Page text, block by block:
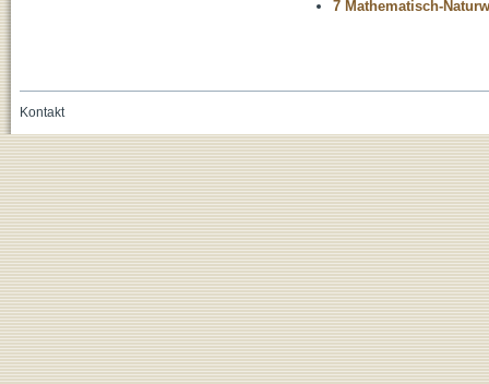
7 Mathematisch-
Kontakt